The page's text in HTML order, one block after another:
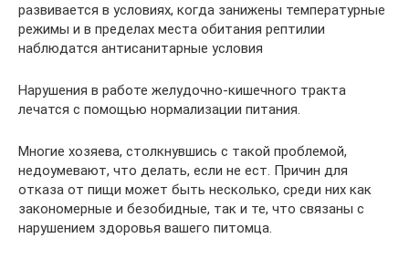
развивается в условиях, когда занижены температурные
режимы и в пределах места обитания рептилии
наблюдатся антисанитарные условия
Нарушения в работе желудочно-кишечного тракта
лечатся с помощью нормализации питания.
Многие хозяева, столкнувшись с такой проблемой,
недоумевают, что делать, если не ест. Причин для
отказа от пищи может быть несколько, среди них как
закономерные и безобидные, так и те, что связаны с
нарушением здоровья вашего питомца.